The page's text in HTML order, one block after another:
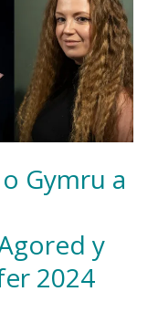
Gymru a
y
2024